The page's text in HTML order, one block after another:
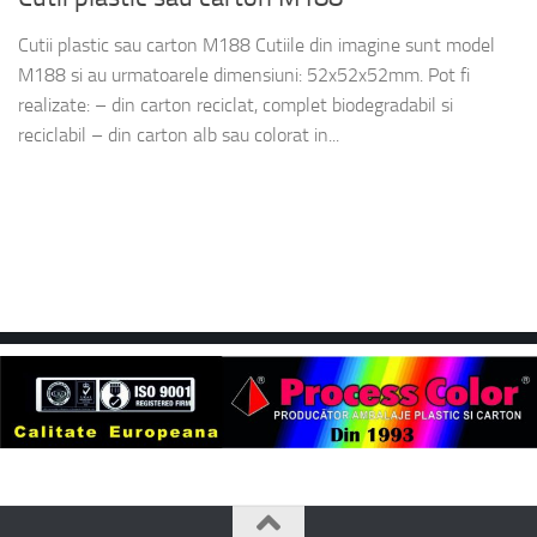
Cutii plastic sau carton M188 Cutiile din imagine sunt model
M188 si au urmatoarele dimensiuni: 52x52x52mm. Pot fi
realizate: – din carton reciclat, complet biodegradabil si
reciclabil – din carton alb sau colorat in...